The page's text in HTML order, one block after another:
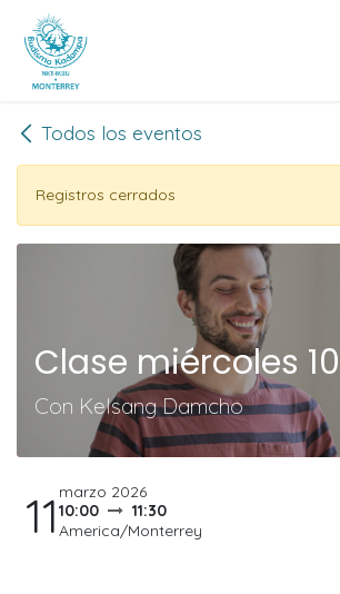
Ir al contenido
Todos los eventos
Registros cerrados
Clase miércoles
Con Kelsang Damcho
11 marzo 2026
10:00
11:30
America/Monterrey